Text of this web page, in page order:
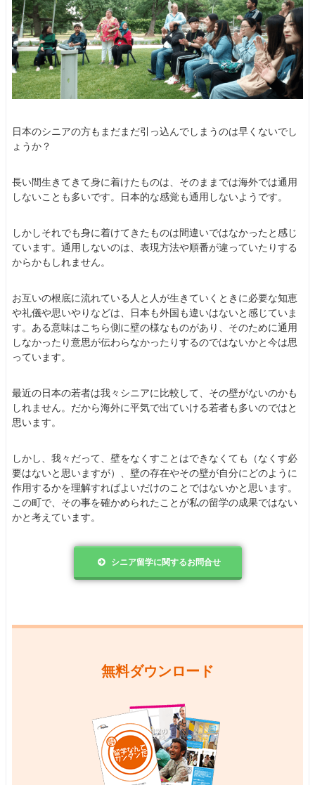
日本のシニアの方もまだまだ引っ込んでしまうのは早くないでし
ょうか？
長い間生きてきて身に着けたものは、そのままでは海外では通用
しないことも多いです。日本的な感覚も通用しないようです。
しかしそれでも身に着けてきたものは間違いではなかったと感じ
ています。通用しないのは、表現方法や順番が違っていたりする
からかもしれません。
お互いの根底に流れている人と人が生きていくときに必要な知恵
や礼儀や思いやりなどは、日本も外国も違いはないと感じていま
す。ある意味はこちら側に壁の様なものがあり、そのために通用
しなかったり意思が伝わらなかったりするのではないかと今は思
っています。
最近の日本の若者は我々シニアに比較して、その壁がないのかも
しれません。だから海外に平気で出ていける若者も多いのではと
思います。
しかし、我々だって、壁をなくすことはできなくても（なくす必
要はないと思いますが）、壁の存在やその壁が自分にどのように
作用するかを理解すればよいだけのことではないかと思います。
この町で、その事を確かめられたことが私の留学の成果ではない
かと考えています。
シニア留学に関するお問合せ
無料ダウンロード